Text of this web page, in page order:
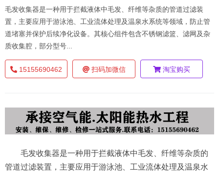
毛发收集器是一种用于拦截液体中毛发、纤维等杂质的管道过滤装
置，主要应用于游泳池、工业流体处理及温泉水系统等领域，防止管
道堵塞并保护后续净化设备。其核心组件包含不锈钢滤篮、滤网及杂
质收集腔，部分型号...
15155690462 扫码加微信 淘宝购买
毛发收集器是一种用于拦截液体中毛发、纤维等杂质的
管道过滤装置，主要应用于游泳池、工业流体处理及温泉水